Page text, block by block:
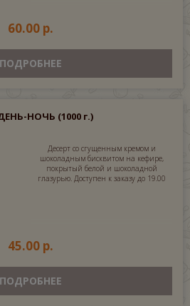
60.00 р.
ПОДРОБНЕЕ
НОЧЬ (1000 г.)
Десерт со сгущенным кремом и
шоколадным бисквитом на кефире,
покрытый белой и шоколадной
глазурью. Доступен к заказу до 19.00
45.00 р.
ПОДРОБНЕЕ